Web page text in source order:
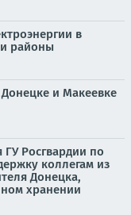
в
и районы
и Макеевке
Росгвардии по
коллегам из
Донецка,
хранении